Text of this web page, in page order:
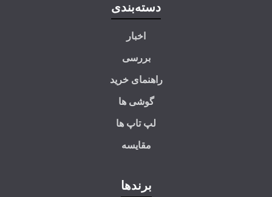
دسته‌بندی
اخبار
بررسی
راهنمای خرید
گوشی ها
لپ تاپ ها
مقایسه
برندها